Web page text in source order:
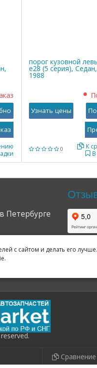
с сайтом и делать его лучше.
порог кузовной
е28 (5 серия),
1988
0 К
Узнать цены
Петербурге
Сравнение